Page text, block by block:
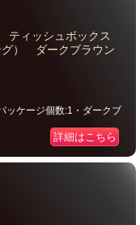
ティッシュボックス
グ） ダークブラウン
ッケージ個数:1・ダークブ
詳細はこちら